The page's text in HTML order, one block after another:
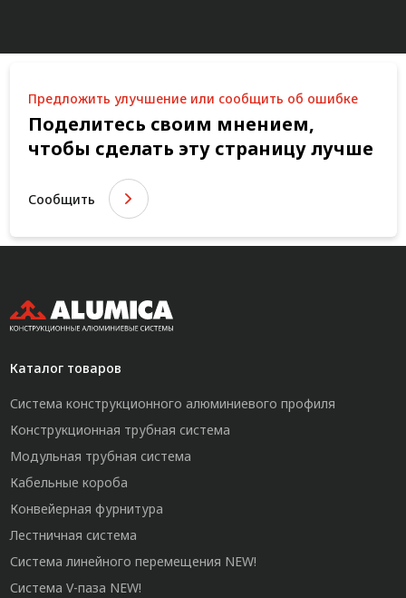
Предложить улучшение или сообщить об ошибке
Поделитесь своим мнением,
чтобы сделать эту страницу лучше
Сообщить
Каталог товаров
Система конструкционного алюминиевого профиля
Конструкционная трубная система
Модульная трубная система
Кабельные короба
Конвейерная фурнитура
Лестничная система
Система линейного перемещения NEW!
Система V-паза NEW!